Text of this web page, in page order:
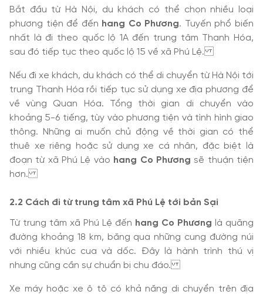
Bắt đầu từ Hà Nội, du khách có thể chọn nhiều loại
phương tiện để đến hang Co Phương. Tuyến phổ biến
nhất là đi theo quốc lộ 1A đến trung tâm Thanh Hóa,
sau đó tiếp tục theo quốc lộ 15 về xã Phú Lệ.
Nếu đi xe khách, du khách có thể di chuyển từ Hà Nội tới
trung Thanh Hóa rồi tiếp tục sử dụng xe địa phương để
về vùng Quan Hóa. Tổng thời gian di chuyển vào
khoảng 5-6 tiếng, tùy vào phương tiện và tình hình giao
thông. Những ai muốn chủ động về thời gian có thể
thuê xe riêng hoặc sử dụng xe cá nhân, đặc biệt là
đoạn từ xã Phú Lệ vào hang Co Phương sẽ thuận tiện
hơn.
2.2 Cách đi từ trung tâm xã Phú Lệ tới bản Sại
Từ trung tâm xã Phú Lệ đến hang Co Phương là quãng
đường khoảng 18 km, băng qua những cung đường núi
với nhiều khúc cua và dốc. Đây là hành trình thú vị
nhưng cũng cần sự chuẩn bị chu đáo.
Xe máy hoặc xe ô tô có khả năng di chuyển trên địa